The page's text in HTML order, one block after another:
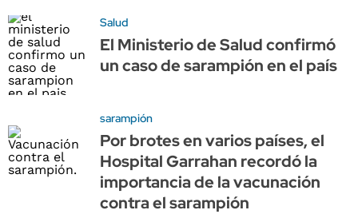
Salud
El Ministerio de Salud confirmó
un caso de sarampión en el país
sarampión
Por brotes en varios países, el
Hospital Garrahan recordó la
importancia de la vacunación
contra el sarampión